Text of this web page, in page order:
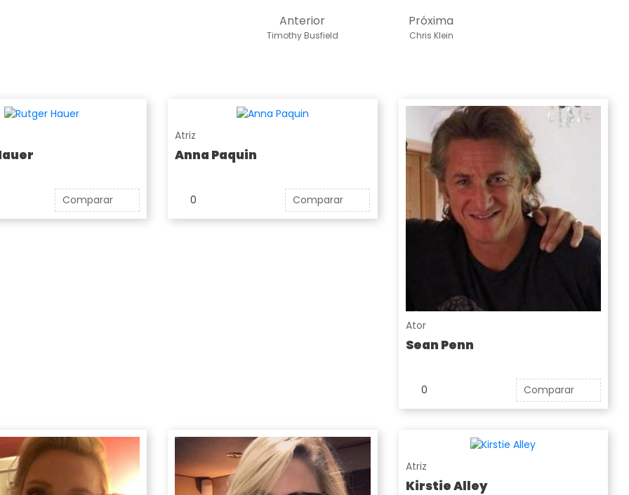
Próxima
Chris Klein
Anterior
Timothy Busfield
Comparar
Atriz
Anna Paquin
0 Comparar
Ator
Sean Penn
0 Comparar
Atriz
Kirstie Alley